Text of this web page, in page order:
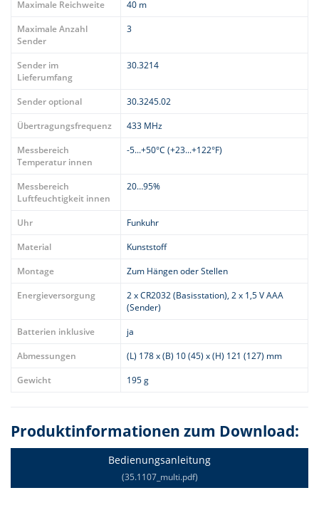
Maximale Reichweite
40 m
Maximale Anzahl
Sender
3
Sender im
Lieferumfang
30.3214
Sender optional
30.3245.02
Übertragungsfrequenz
433 MHz
Messbereich
Temperatur innen
-5...+50°C (+23...+122°F)
Messbereich
Luftfeuchtigkeit innen
20…95%
Uhr
Funkuhr
Material
Kunststoff
Montage
Zum Hängen oder Stellen
Energieversorgung
2 x CR2032 (Basisstation), 2 x 1,5 V AAA
(Sender)
Batterien inklusive
ja
Abmessungen
(L) 178 x (B) 10 (45) x (H) 121 (127) mm
Gewicht
195 g
Produktinformationen zum Download:
Bedienungsanleitung
(35.1107_multi.pdf)